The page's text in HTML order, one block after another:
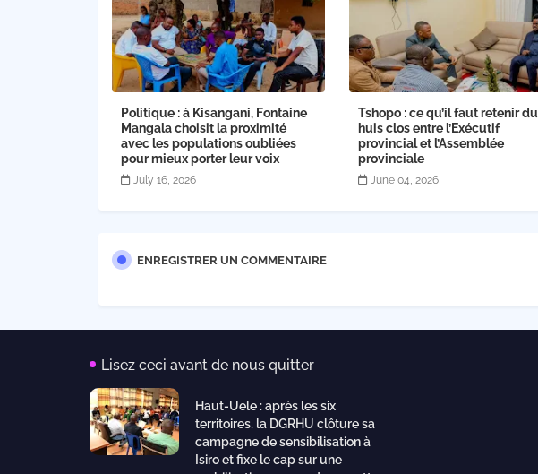
Politique : à Kisangani, Fontaine
Mangala choisit la proximité
avec les populations oubliées
pour mieux porter leur voix
July 16, 2026
Tshopo : ce qu’il faut retenir du
huis clos entre l’Exécutif
provincial et l’Assemblée
provinciale
June 04, 2026
ENREGISTRER UN COMMENTAIRE
Lisez ceci avant de nous quitter
Haut-Uele : après les six
territoires, la DGRHU clôture sa
campagne de sensibilisation à
Isiro et fixe le cap sur une